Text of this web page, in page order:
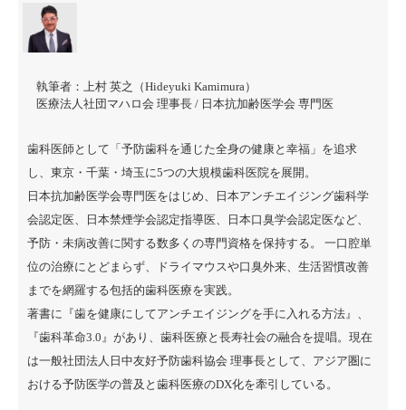
執筆者：
上村 英之（Hideyuki Kamimura）
医療法人社団マハロ会 理事長 / 日本抗加齢医学会 専門医
歯科医師として「予防歯科を通じた全身の健康と幸福」を追求
し、東京・千葉・埼玉に5つの大規模歯科医院を展開。
日本抗加齢医学会専門医をはじめ、日本アンチエイジング歯科学
会認定医、日本禁煙学会認定指導医、日本口臭学会認定医など、
予防・未病改善に関する数多くの専門資格を保持する。 一口腔単
位の治療にとどまらず、ドライマウスや口臭外来、生活習慣改善
までを網羅する包括的歯科医療を実践。
著書に『歯を健康にしてアンチエイジングを手に入れる方法 』、
『歯科革命3.0 』があり、歯科医療と長寿社会の融合を提唱。現在
は一般社団法人日中友好予防歯科協会 理事長として、アジア圏に
おける予防医学の普及と歯科医療のDX化を牽引している。